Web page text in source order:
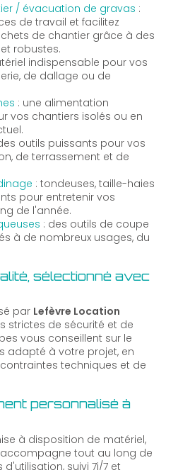
/ évacuation de gravas :
de travail et facilitez
de chantier grâce à des
robustes.
indispensable pour vos
de dallage ou de
: une alimentation
vos chantiers isolés ou en
outils puissants pour vos
de terrassement et de
: tondeuses, taille-haies
pour entretenir vos
de l'année.
: des outils de coupe
à de nombreux usages, du
sélectionné avec
par Lefèvre Location
strictes de sécurité et de
vous conseillent sur le
adapté à votre projet, en
techniques et de
personnalisé à
à disposition de matériel,
tout au long de
suivi 7j/7 et